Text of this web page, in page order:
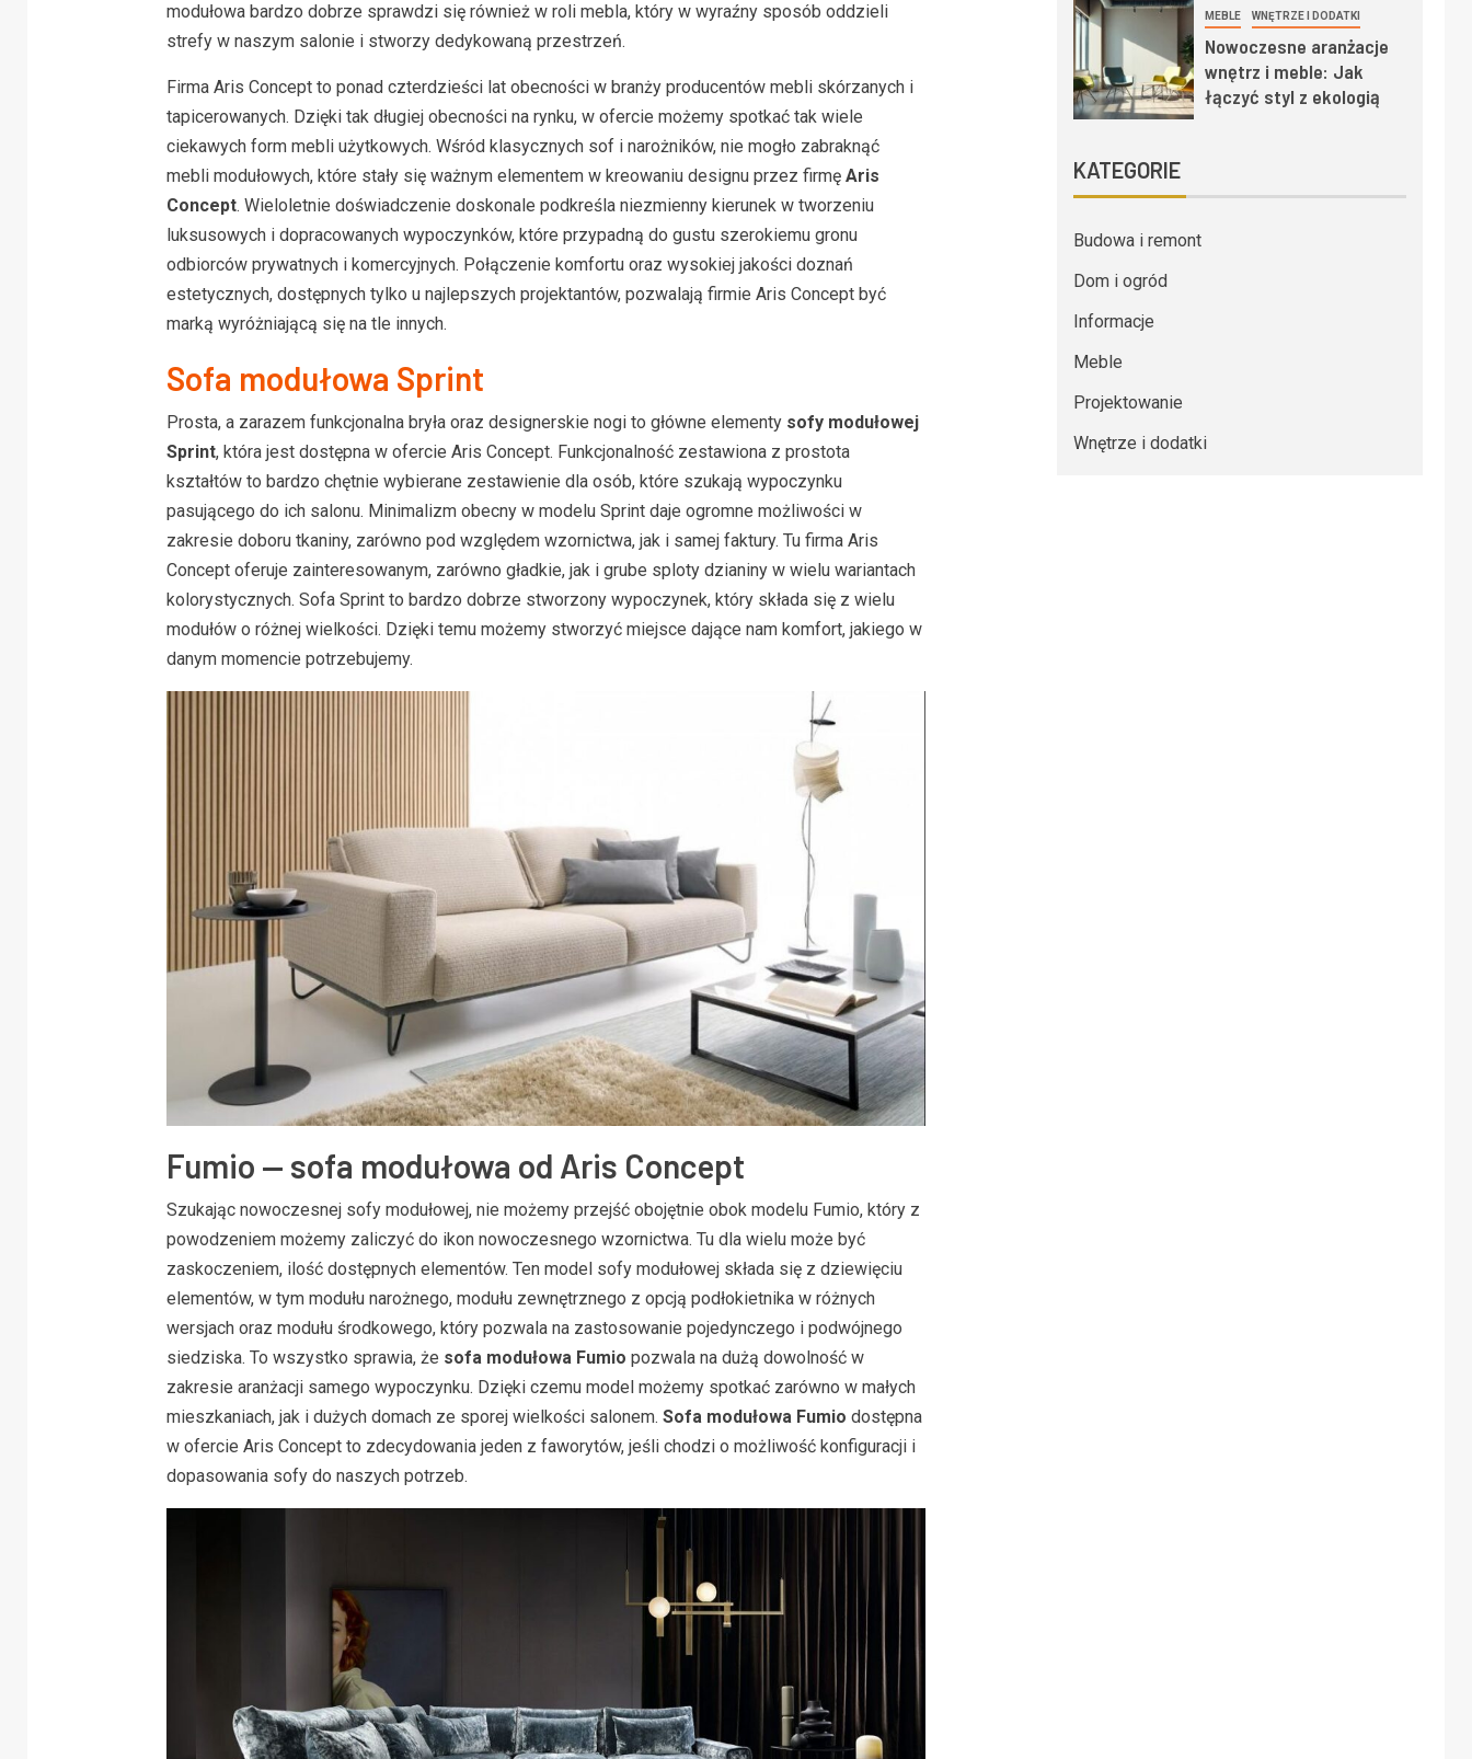
modułowa bardzo dobrze sprawdzi się również w roli mebla, który w wyraźny sposób oddzieli
strefy w naszym salonie i stworzy dedykowaną przestrzeń.
Firma Aris Concept to ponad czterdzieści lat obecności w branży producentów mebli skórzanych i
tapicerowanych. Dzięki tak długiej obecności na rynku, w ofercie możemy spotkać tak wiele
ciekawych form mebli użytkowych. Wśród klasycznych sof i narożników, nie mogło zabraknąć
mebli modułowych, które stały się ważnym elementem w kreowaniu designu przez firmę Aris
Concept. Wieloletnie doświadczenie doskonale podkreśla niezmienny kierunek w tworzeniu
luksusowych i dopracowanych wypoczynków, które przypadną do gustu szerokiemu gronu
odbiorców prywatnych i komercyjnych. Połączenie komfortu oraz wysokiej jakości doznań
estetycznych, dostępnych tylko u najlepszych projektantów, pozwalają firmie Aris Concept być
marką wyróżniającą się na tle innych.
Sofa modułowa Sprint
Prosta, a zarazem funkcjonalna bryła oraz designerskie nogi to główne elementy sofy modułowej
Sprint, która jest dostępna w ofercie Aris Concept. Funkcjonalność zestawiona z prostota
kształtów to bardzo chętnie wybierane zestawienie dla osób, które szukają wypoczynku
pasującego do ich salonu. Minimalizm obecny w modelu Sprint daje ogromne możliwości w
zakresie doboru tkaniny, zarówno pod względem wzornictwa, jak i samej faktury. Tu firma Aris
Concept oferuje zainteresowanym, zarówno gładkie, jak i grube sploty dzianiny w wielu wariantach
kolorystycznych. Sofa Sprint to bardzo dobrze stworzony wypoczynek, który składa się z wielu
modułów o różnej wielkości. Dzięki temu możemy stworzyć miejsce dające nam komfort, jakiego w
danym momencie potrzebujemy.
Fumio — sofa modułowa od Aris Concept
Szukając nowoczesnej sofy modułowej, nie możemy przejść obojętnie obok modelu Fumio, który z
powodzeniem możemy zaliczyć do ikon nowoczesnego wzornictwa. Tu dla wielu może być
zaskoczeniem, ilość dostępnych elementów. Ten model sofy modułowej składa się z dziewięciu
elementów, w tym modułu narożnego, modułu zewnętrznego z opcją podłokietnika w różnych
wersjach oraz modułu środkowego, który pozwala na zastosowanie pojedynczego i podwójnego
siedziska. To wszystko sprawia, że sofa modułowa Fumio pozwala na dużą dowolność w
zakresie aranżacji samego wypoczynku. Dzięki czemu model możemy spotkać zarówno w małych
mieszkaniach, jak i dużych domach ze sporej wielkości salonem. Sofa modułowa Fumio dostępna
w ofercie Aris Concept to zdecydowania jeden z faworytów, jeśli chodzi o możliwość konfiguracji i
dopasowania sofy do naszych potrzeb.
MEBLE WNĘTRZE I DODATKI
Nowoczesne aranżacje
wnętrz i meble: Jak
łączyć styl z ekologią
KATEGORIE
Budowa i remont
Dom i ogród
Informacje
Meble
Projektowanie
Wnętrze i dodatki